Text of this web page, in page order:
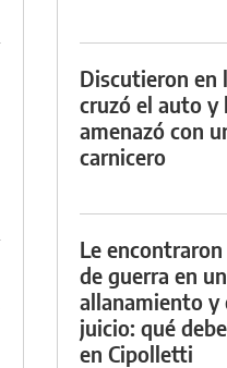
Discutieron en
cruzó el auto y
amenazó con
carnicero
Le
de guerra en un
allanamiento y
juicio: qué
en Cipolletti